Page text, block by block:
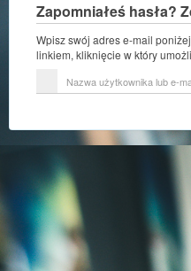
Zapomniałeś hasła?
Wpisz swój adres e-mail
linkiem, kliknięcie w który
użytkownika
mail